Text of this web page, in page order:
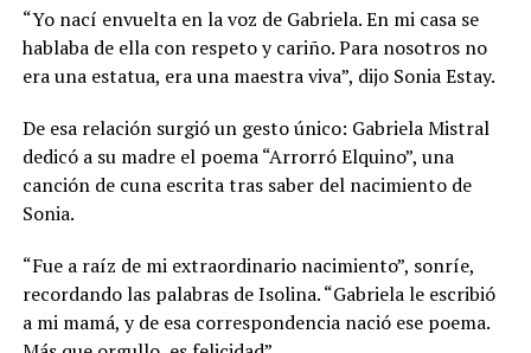
“Yo nací envuelta en la voz de Gabriela. En mi casa se
hablaba de ella con respeto y cariño. Para nosotros no
era una estatua, era una maestra viva”, dijo Sonia Estay.
De esa relación surgió un gesto único: Gabriela Mistral
dedicó a su madre el poema “Arrorró Elquino”, una
canción de cuna escrita tras saber del nacimiento de
Sonia.
“Fue a raíz de mi extraordinario nacimiento”, sonríe,
recordando las palabras de Isolina. “Gabriela le escribió
a mi mamá, y de esa correspondencia nació ese poema.